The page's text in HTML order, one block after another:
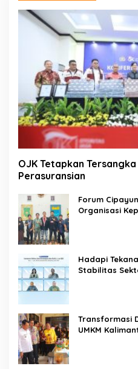
OJK Tetapkan
Perasuransian
Forum
Organisasi
Hadapi
Stabilitas
Transformasi
UMKM